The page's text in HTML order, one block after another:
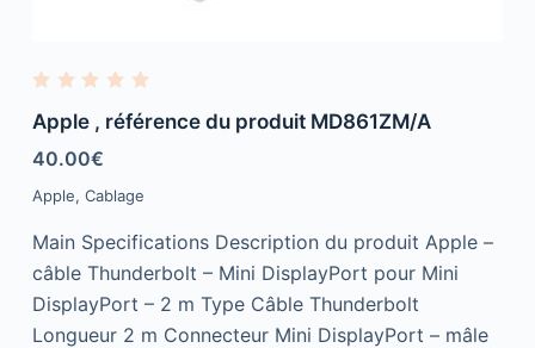
a
t
d
o
o
5
Apple , référence du produit MD861ZM/A
40.00€
Apple, Cablage
Main Specifications Description du produit Apple –
câble Thunderbolt – Mini DisplayPort pour Mini
DisplayPort – 2 m Type Câble Thunderbolt
Longueur 2 m Connecteur Mini DisplayPort – mâle